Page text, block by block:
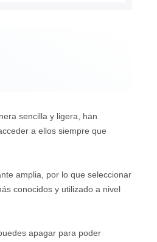
sencilla y ligera, han
a ellos siempre que
amplia, por lo que seleccionar
conocidos y utilizado a nivel
apagar para poder